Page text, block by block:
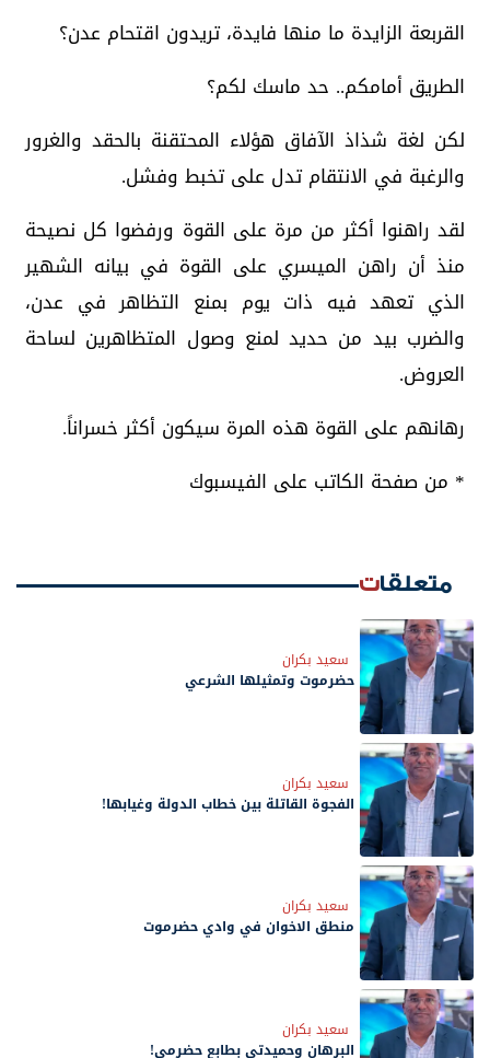
القربعة الزايدة ما منها فايدة، تريدون اقتحام عدن؟
الطريق أمامكم.. حد ماسك لكم؟
لكن لغة شذاذ الآفاق هؤلاء المحتقنة بالحقد والغرور
والرغبة في الانتقام تدل على تخبط وفشل.
لقد راهنوا أكثر من مرة على القوة ورفضوا كل نصيحة
منذ أن راهن الميسري على القوة في بيانه الشهير
الذي تعهد فيه ذات يوم بمنع التظاهر في عدن،
والضرب بيد من حديد لمنع وصول المتظاهرين لساحة
العروض.
رهانهم على القوة هذه المرة سيكون أكثر خسراناً.
* من صفحة الكاتب على الفيسبوك
متعلقات
سعيد بكران
حضرموت وتمثيلها الشرعي
سعيد بكران
الفجوة القاتلة بين خطاب الدولة وغيابها!
سعيد بكران
منطق الاخوان في وادي حضرموت
سعيد بكران
البرهان وحميدتي بطابع حضرمي!